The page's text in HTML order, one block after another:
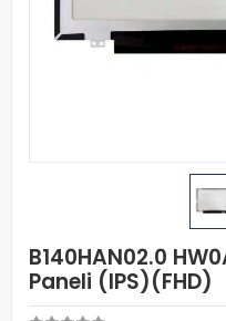
B140HAN02.0
Paneli (IPS)(FHD)